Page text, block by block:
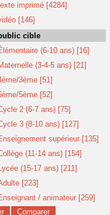
imprimé [4284]
[146]
cible
(6-10 ans) [16]
(3-4-5 ans) [21]
3ème [51]
5ème [52]
2 (6-7 ans) [75]
3 (8-10 ans) [127]
supérieur [135]
(11-14 ans) [154]
(15-17 ans) [211]
[223]
/ animateur [259]